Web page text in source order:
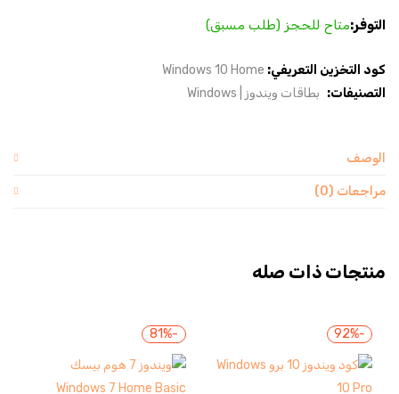
التوفر:متاح للحجز (طلب مسبق)
كود التخزين التعريفي: Windows 10 Home
التصنيفات: بطاقات ويندوز | Windows
الوصف
مراجعات (0)
منتجات ذات صله
-92%
-81%